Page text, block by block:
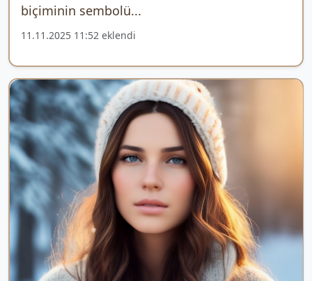
biçiminin sembolü...
11.11.2025 11:52 eklendi